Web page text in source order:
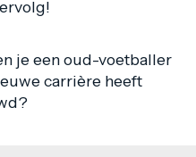
je een oud-voetballer
carrière heeft